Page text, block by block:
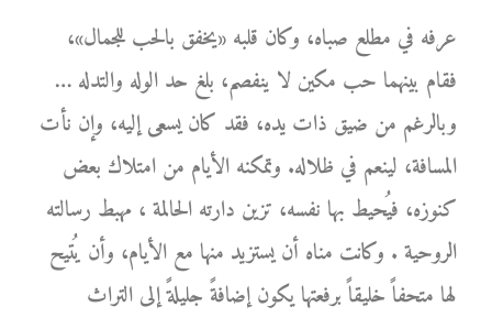
عرفه في مطلع صباه، وكان قلبه «يخفق بالحب للجمال»،
فقام بينهما حب مكين لا ينفصم، بلغ حد الوله والتدله …
وبالرغم من ضيق ذات يده، فقد كان يسعى إليه، وإن نأت
المسافة، لينعم في ظلاله. وتمكنه الأيام من امتلاك بعض
كنوزه، فيُحيط بها نفسه، تزين دارته الحالمة ، مهبط رسالته
الروحية . وكانت مناه أن يستزيد منها مع الأيام، وأن يُتيح
لها متحفاً خليقاً برفعتها يكون إضافةً جليلةً إلى التراث